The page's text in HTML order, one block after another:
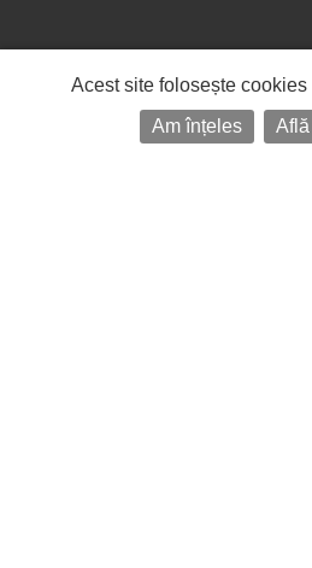
Acest site folosește
Am înțeles